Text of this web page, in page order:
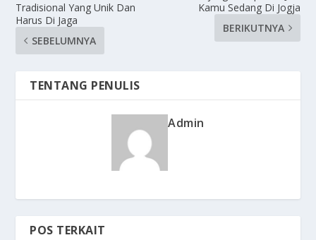
Tradisional Yang Unik Dan
Harus Di Jaga
SEBELUMNYA
Kamu Sedang Di Jogja
BERIKUTNYA
TENTANG PENULIS
Admin
POS TERKAIT